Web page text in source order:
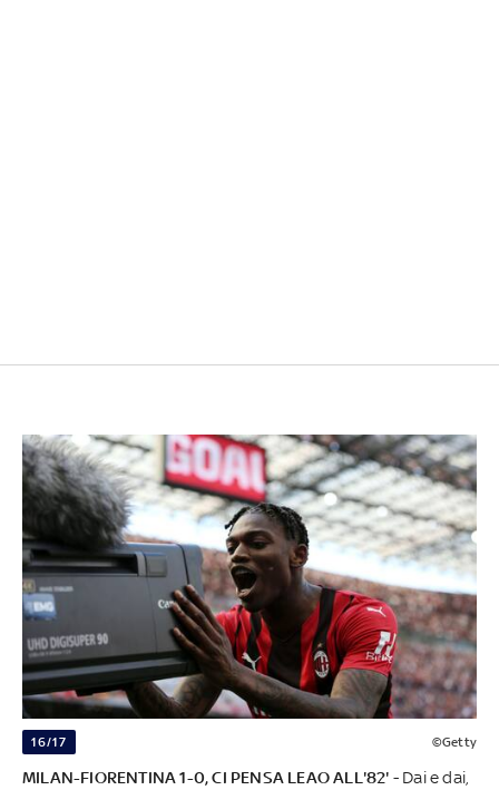
16/17 ©Getty
MILAN-FIORENTINA 1-0, CI PENSA LEAO ALL'82' - Dai e dai,